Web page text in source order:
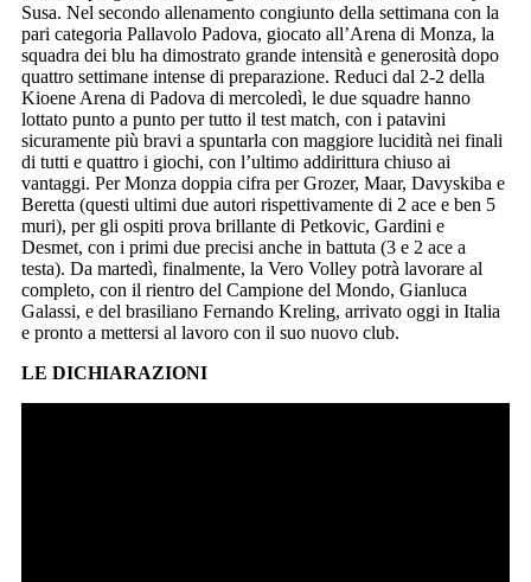
Susa. Nel secondo allenamento congiunto della settimana con la
pari categoria Pallavolo Padova, giocato all’Arena di Monza, la
squadra dei blu ha dimostrato grande intensità e generosità dopo
quattro settimane intense di preparazione. Reduci dal 2-2 della
Kioene Arena di Padova di mercoledì, le due squadre hanno
lottato punto a punto per tutto il test match, con i patavini
sicuramente più bravi a spuntarla con maggiore lucidità nei finali
di tutti e quattro i giochi, con l’ultimo addirittura chiuso ai
vantaggi. Per Monza doppia cifra per Grozer, Maar, Davyskiba e
Beretta (questi ultimi due autori rispettivamente di 2 ace e ben 5
muri), per gli ospiti prova brillante di Petkovic, Gardini e
Desmet, con i primi due precisi anche in battuta (3 e 2 ace a
testa). Da martedì, finalmente, la Vero Volley potrà lavorare al
completo, con il rientro del Campione del Mondo, Gianluca
Galassi, e del brasiliano Fernando Kreling, arrivato oggi in Italia
e pronto a mettersi al lavoro con il suo nuovo club.
LE DICHIARAZIONI